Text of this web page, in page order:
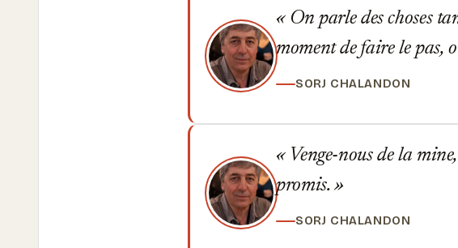
On parle des choses
moment de faire le pas,
SORJ CHALANDON
Venge-nous de la
promis.
SORJ CHALANDON